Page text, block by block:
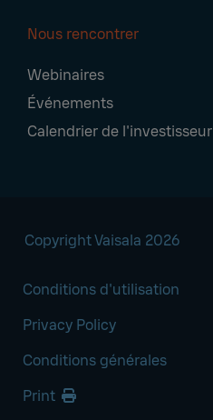
Nous rencontrer
Webinaires
Événements
Calendrier de l'investisseur
Copyright Vaisala 2026
Conditions d'utilisation
Privacy Policy
Conditions générales
Print